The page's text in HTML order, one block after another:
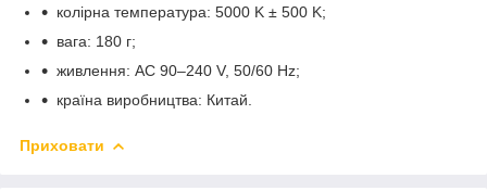
колірна температура: 5000 K ± 500 K;
вага: 180 г;
живлення: AC 90–240 V, 50/60 Hz;
країна виробництва: Китай.
Приховати